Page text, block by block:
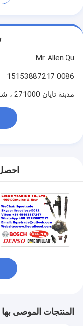
Mr. Allen Qu
0086 15153887217
مدينة تايان 271000 ، شاندونغ ، الصين
المنتجات الموصى بها